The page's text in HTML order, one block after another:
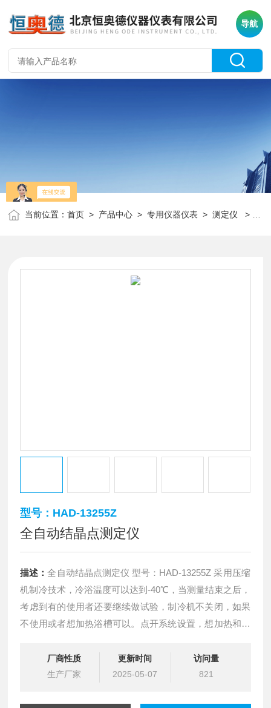
导航
当前位置：首页 > 产品中心 >专用仪器仪表 >测定仪 > HAD-13255Z全自动结晶点测定仪
型号：HAD-13255Z
全自动结晶点测定仪
描述：全自动结晶点测定仪 型号：HAD-13255Z 采用压缩
机制冷技术，冷浴温度可以达到-40℃，当测量结束之后，
考虑到有的使用者还要继续做试验，制冷机不关闭，如果
不使用或者想加热浴槽可以。点开系统设置，想加热和停
（零上10℃或根据需要自定），或关机自动升温都可以。
厂商性质
生产厂家
更新时间
2025-05-07
访问量
821